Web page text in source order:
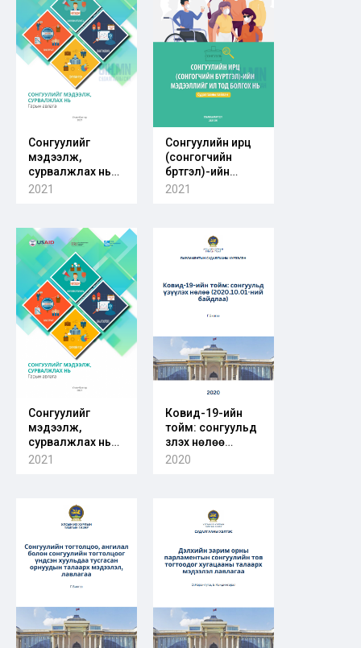
Сонгуулийг
мэдээлж,
сурвалжлах нь
гарын авлага
2021
Сонгуулийн ирц
(сонгогчийн
бүртгэл)-ийн
мэдээллийг ил
2021
Сонгуулийг
мэдээлж,
сурвалжлах нь
гарын авлага
2021
Ковид-19-ийн
тойм: сонгуульд
үзүүлэх нөлөө
(2020.10.01-ний
2020